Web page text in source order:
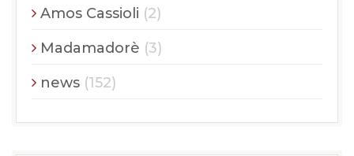
Amos Cassioli (2)
Madamadorè (3)
news (152)